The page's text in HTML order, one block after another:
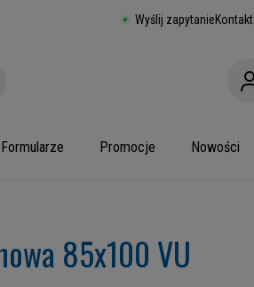
Wyślij zapytanieKontakt
Formularze Promocje Nowości
85x100 VU